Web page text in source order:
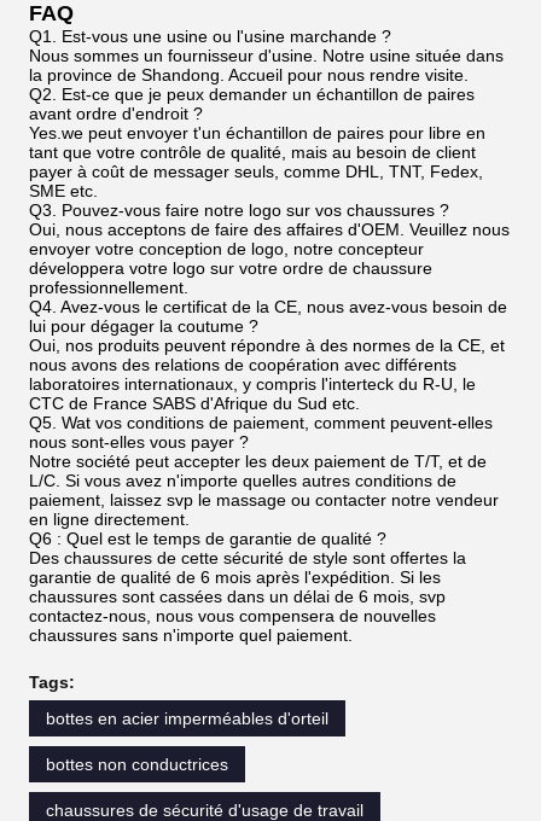
FAQ
Q1. Est-vous une usine ou l'usine marchande ?
Nous sommes un fournisseur d'usine. Notre usine située dans
la province de Shandong. Accueil pour nous rendre visite.
Q2. Est-ce que je peux demander un échantillon de paires
avant ordre d'endroit ?
Yes.we peut envoyer t'un échantillon de paires pour libre en
tant que votre contrôle de qualité, mais au besoin de client
payer à coût de messager seuls, comme DHL, TNT, Fedex,
SME etc.
Q3. Pouvez-vous faire notre logo sur vos chaussures ?
Oui, nous acceptons de faire des affaires d'OEM. Veuillez nous
envoyer votre conception de logo, notre concepteur
développera votre logo sur votre ordre de chaussure
professionnellement.
Q4. Avez-vous le certificat de la CE, nous avez-vous besoin de
lui pour dégager la coutume ?
Oui, nos produits peuvent répondre à des normes de la CE, et
nous avons des relations de coopération avec différents
laboratoires internationaux, y compris l'interteck du R-U, le
CTC de France SABS d'Afrique du Sud etc.
Q5. Wat vos conditions de paiement, comment peuvent-elles
nous sont-elles vous payer ?
Notre société peut accepter les deux paiement de T/T, et de
L/C. Si vous avez n'importe quelles autres conditions de
paiement, laissez svp le massage ou contacter notre vendeur
en ligne directement.
Q6 : Quel est le temps de garantie de qualité ?
Des chaussures de cette sécurité de style sont offertes la
garantie de qualité de 6 mois après l'expédition. Si les
chaussures sont cassées dans un délai de 6 mois, svp
contactez-nous, nous vous compensera de nouvelles
chaussures sans n'importe quel paiement.
Tags:
bottes en acier imperméables d'orteil
bottes non conductrices
chaussures de sécurité d'usage de travail